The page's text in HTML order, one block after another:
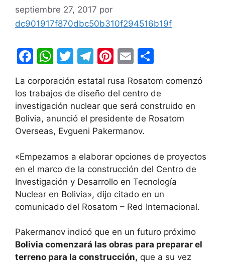
septiembre 27, 2017 por
dc901917f870dbc50b310f294516b19f
F
c
e
b
o
o
k
W
at
s
A
p
p
T
itt
er
T
el
e
gr
a
m
Pi
nt
er
e
st
E
ai
l
m
p
ar
La corporación estatal rusa Rosatom comenzó
los trabajos de diseño del centro de
investigación nuclear que será construido en
Bolivia, anunció el presidente de Rosatom
Overseas, Evgueni Pakermanov.
«Empezamos a elaborar opciones de proyectos
en el marco de la construcción del Centro de
Investigación y Desarrollo en Tecnología
Nuclear en Bolivia», dijo citado en un
comunicado del Rosatom – Red Internacional.
Pakermanov indicó que en un futuro próximo
Bolivia comenzará las obras para preparar el
terreno para la construcción, que a su vez